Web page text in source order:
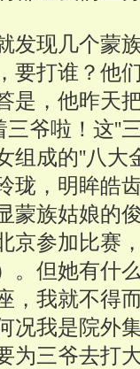
发现几个蒙
要打谁？他
是，他昨天
爷啦！这''
组成的''八大
珑，明眸皓
蒙族姑娘的
京参加比赛
。但她有什
，我就不得
况我是院外
为三爷去打